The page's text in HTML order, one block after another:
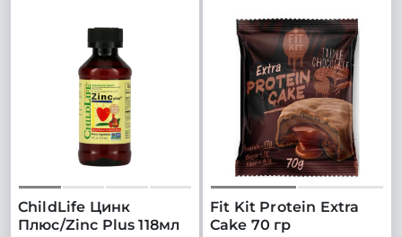
ChildLife Цинк
Плюс/Zinc Plus 118мл
Fit Kit Protein Extra
Cake 70 гр